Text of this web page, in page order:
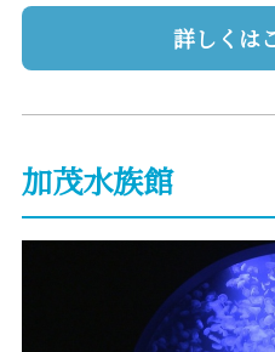
詳しくは
加茂水族館